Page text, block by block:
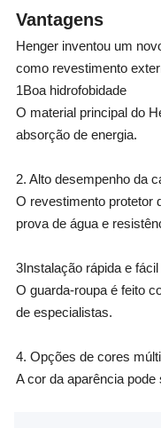
Vantagens
Henger inventou um
como revestimento
1Boa hidrofobidade
O material principal do
absorção de energia.
2. Alto desempenho da
O revestimento protetor
prova de água e
3Instalação rápida e fácil
O guarda-roupa é feito
de especialistas.
4. Opções de cores
A cor da aparência